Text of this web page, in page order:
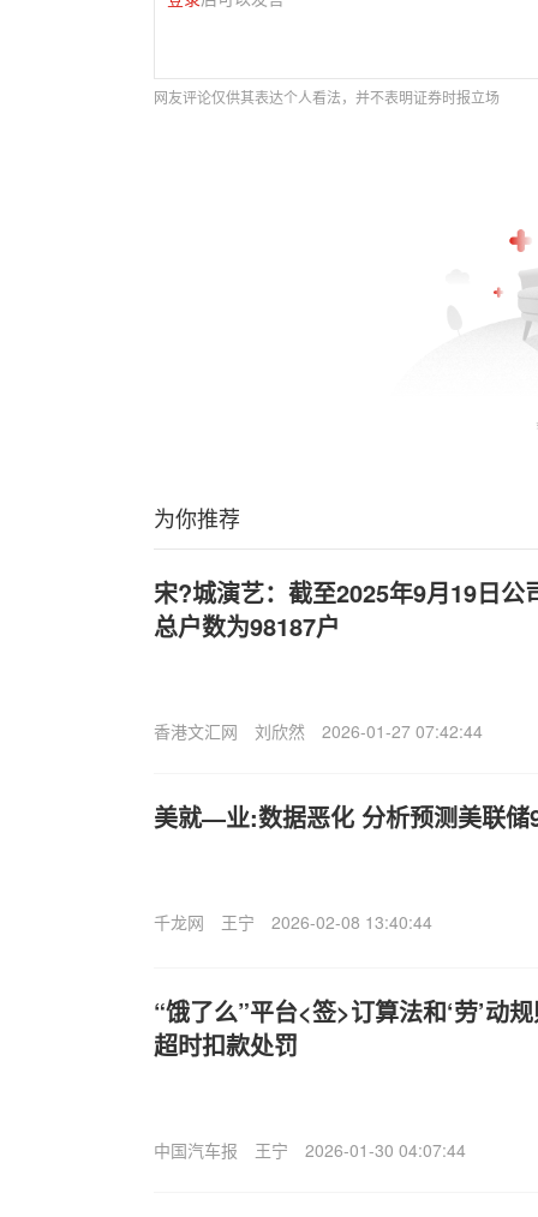
网友评论仅供其表达个人看法，并不表明证券时报立场
为你推荐
宋?城演艺：截至2025年9月19日公
总户数为98187户
香港文汇网 刘欣然 2026-01-27 07:42:44
美就—业:数据恶化 分析预测美联储
千龙网 王宁 2026-02-08 13:40:44
“饿了么”平台<签>订算法和‘劳’动
超时扣款处罚
中国汽车报 王宁 2026-01-30 04:07:44